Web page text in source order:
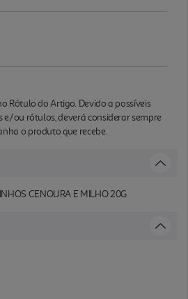
Rótulo do Artigo. Devido a possíveis
e/ou rótulos, deverá considerar sempre
o produto que recebe.
CENOURA E MILHO 20G